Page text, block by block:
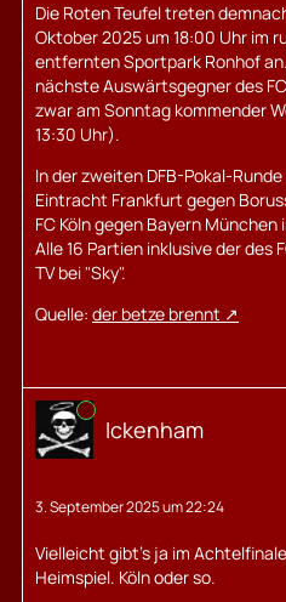
Die Roten Teufel treten
Oktober 2025 um 18:00 Uhr im
entfernten Sportpark Ronhof
nächste Auswärtsgegner des
zwar am Sonntag kommender
13:30 Uhr).
In der zweiten DFB-Pokal-
Eintracht Frankfurt gegen
FC Köln gegen Bayern
Alle 16 Partien inklusive der des
TV bei "Sky".
Quelle: der betze brennt
Online
Ickenham
3. September 2025 um 22:24
Vielleicht gibt's ja im
Heimspiel. Köln oder so.